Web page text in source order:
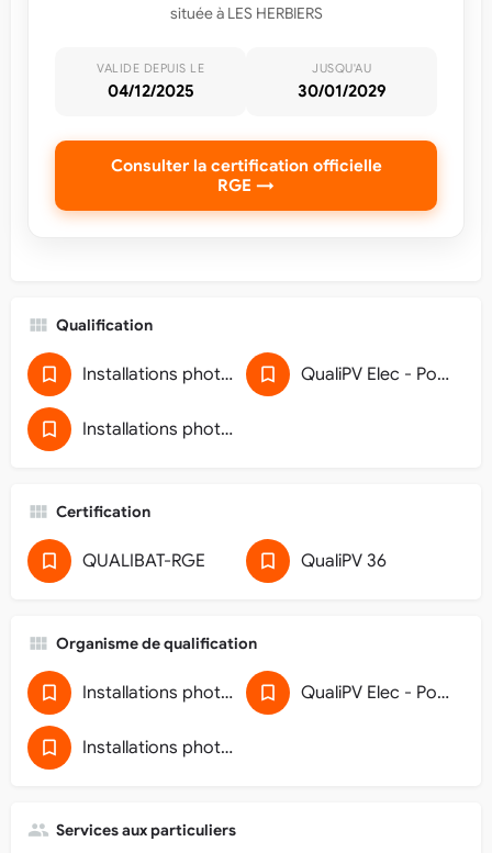
située à LES HERBIERS
VALIDE DEPUIS LE
04/12/2025
JUSQU'AU
30/01/2029
Consulter la certification officielle
RGE →
Qualification
Installations photovoltaïques de puissance inférieure à 250 kWc QualiPV Elec - Pose de générateur photovoltaïque raccordé au réseau (32)
Installations photovoltaïques de puissance de raccordement inférieure ou égale à 36 kVA (5911D118)
Certification
QUALIBAT-RGE QualiPV 36
Organisme de qualification
Installations photovoltaïques de puissance inférieure à 250 kWc QualiPV Elec - Pose de générateur photovoltaïque raccordé au réseau (32)
Installations photovoltaïques de puissance de raccordement inférieure ou égale à 36 kVA (5911D118)
Services aux particuliers